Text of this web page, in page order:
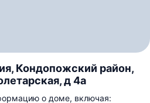
Кондопожский район,
д 4а
о доме, включая: